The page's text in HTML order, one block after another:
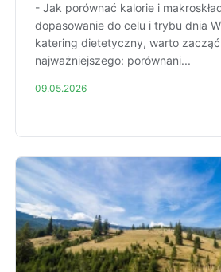
- Jak porównać kalorie i
dopasowanie do celu i trybu dnia
katering dietetyczny, warto
najważniejszego: porównani...
09.05.2026